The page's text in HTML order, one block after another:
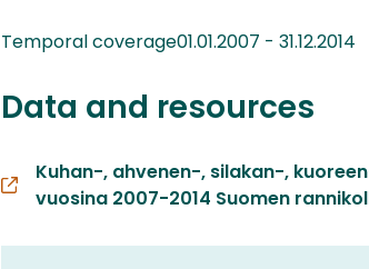
Temporal coverage01.01.2007 - 31.12.2014
Data and resources
Kuhan-, ahvenen-, silakan-,
vuosina 2007-2014 Suomen